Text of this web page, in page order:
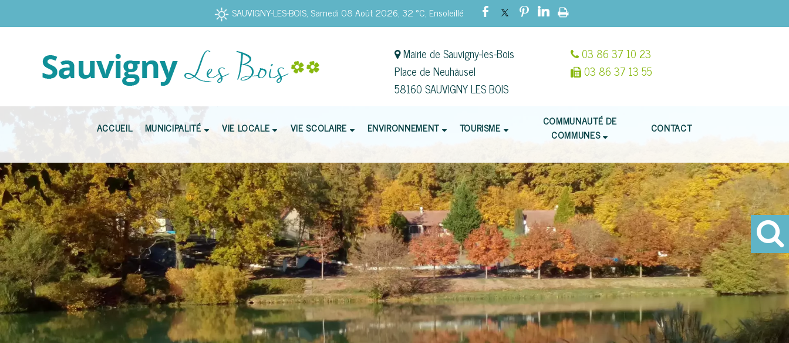
SAUVIGNY-LES-BOIS, Samedi 08 Août 2026, 32 °C, Ensoleillé
Mairie de Sauvigny-les-Bois
Place de Neuhäusel
58160 SAUVIGNY LES BOIS
03 86 37 10 23
03 86 37 13 55
ACCUEIL MUNICIPALITÉ VIE LOCALE VIE SCOLAIRE ENVIRONNEMENT TOURISME
COMMUNAUTÉ DE
COMMUNES
CONTACT